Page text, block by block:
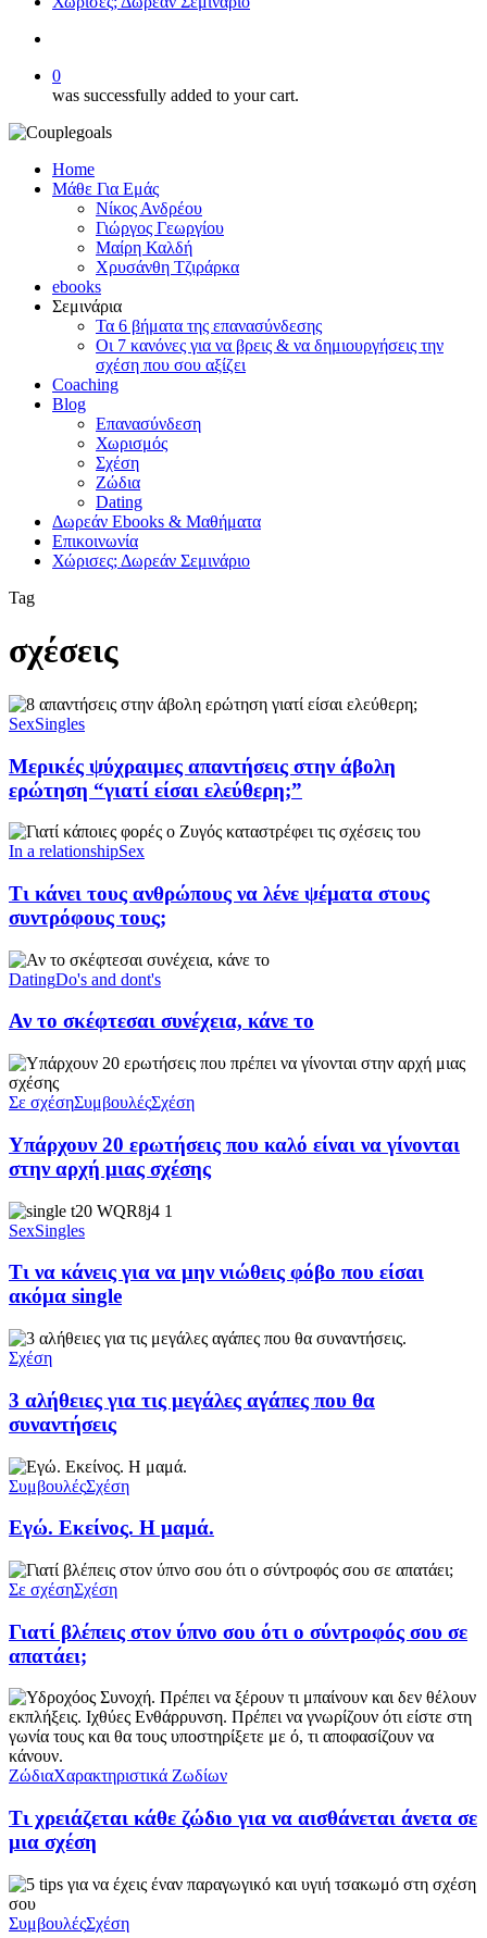
0
was successfully added to your cart.
Home
Μάθε Για Εμάς
Νίκος Ανδρέου
Γιώργος Γεωργίου
Μαίρη Καλδή
Χρυσάνθη Τζιράρκα
ebooks
Σεμινάρια
Τα 6 βήματα της επανασύνδεσης
Οι 7 κανόνες για να βρεις & να δημιουργήσεις την
σχέση που σου αξίζει
Coaching
Blog
Επανασύνδεση
Χωρισμός
Σχέση
Ζώδια
Dating
Δωρεάν Ebooks & Μαθήματα
Επικοινωνία
Χώρισες; Δωρεάν Σεμινάριο
Tag
σχέσεις
SexSingles
Μερικές ψύχραιμες απαντήσεις στην άβολη
ερώτηση “γιατί είσαι ελεύθερη;”
In a relationshipSex
Τι κάνει τους ανθρώπους να λένε ψέματα στους
συντρόφους τους;
DatingDo's and dont's
Αν το σκέφτεσαι συνέχεια, κάνε το
Σε σχέσηΣυμβουλέςΣχέση
Υπάρχουν 20 ερωτήσεις που καλό είναι να γίνονται
στην αρχή μιας σχέσης
SexSingles
Τι να κάνεις για να μην νιώθεις φόβο που είσαι
ακόμα single
Σχέση
3 αλήθειες για τις μεγάλες αγάπες που θα
συναντήσεις
ΣυμβουλέςΣχέση
Εγώ. Εκείνος. Η μαμά.
Σε σχέσηΣχέση
Γιατί βλέπεις στον ύπνο σου ότι ο σύντροφός σου σε
απατάει;
ΖώδιαΧαρακτηριστικά Ζωδίων
Τι χρειάζεται κάθε ζώδιο για να αισθάνεται άνετα σε
μια σχέση
ΣυμβουλέςΣχέση